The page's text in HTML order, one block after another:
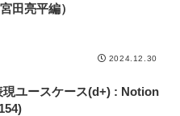
田亮平編）
2024.12.30
現ユースケース(d+) : Notion